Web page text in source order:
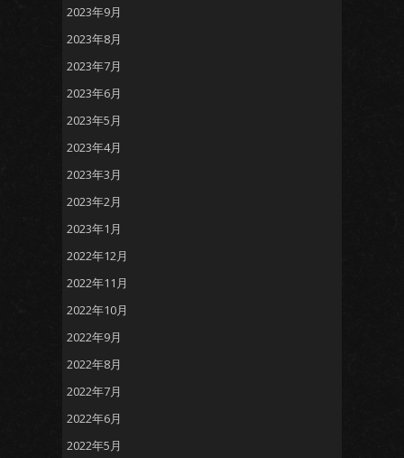
2023年9月
2023年8月
2023年7月
2023年6月
2023年5月
2023年4月
2023年3月
2023年2月
2023年1月
2022年12月
2022年11月
2022年10月
2022年9月
2022年8月
2022年7月
2022年6月
2022年5月